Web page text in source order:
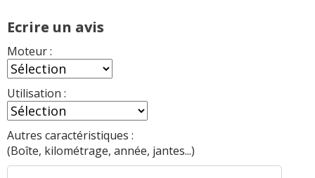
Ecrire un avis
Moteur :
Utilisation :
Autres caractéristiques :
(Boîte, kilométrage, année, jantes...)